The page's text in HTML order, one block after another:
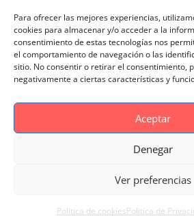
Para ofrecer las mejores experiencias,
cookies para almacenar y/o acceder a la
consentimiento de estas tecnologías nos
el comportamiento de navegación o las
sitio. No consentir o retirar el consentimiento,
negativamente a ciertas características y
Aceptar
Denegar
Ver preferencias
Politica de cookiesPolitica de
Politica de Privacidad